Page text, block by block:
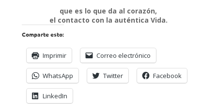
que es lo que da al corazón,
el contacto con la auténtica Vida.
Comparte esto:
Imprimir Correo electrónico
WhatsApp Twitter Facebook
LinkedIn